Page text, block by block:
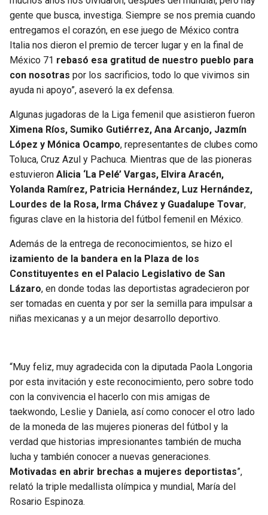
gente que busca, investiga. Siempre se nos premia cuando
entregamos el corazón, en ese juego de México contra
Italia nos dieron el premio de tercer lugar y en la final de
México 71 rebasó esa gratitud de nuestro pueblo para
con nosotras por los sacrificios, todo lo que vivimos sin
ayuda ni apoyo”, aseveró la ex defensa.
Algunas jugadoras de la Liga femenil que asistieron fueron
Ximena Ríos, Sumiko Gutiérrez, Ana Arcanjo, Jazmín
López y Mónica Ocampo, representantes de clubes como
Toluca, Cruz Azul y Pachuca. Mientras que de las pioneras
estuvieron Alicia ‘La Pelé’ Vargas, Elvira Aracén,
Yolanda Ramírez, Patricia Hernández, Luz Hernández,
Lourdes de la Rosa, Irma Chávez y Guadalupe Tovar,
figuras clave en la historia del fútbol femenil en México.
Además de la entrega de reconocimientos, se hizo el
izamiento de la bandera en la Plaza de los
Constituyentes en el Palacio Legislativo de San
Lázaro, en donde todas las deportistas agradecieron por
ser tomadas en cuenta y por ser la semilla para impulsar a
niñas mexicanas y a un mejor desarrollo deportivo.
“Muy feliz, muy agradecida con la diputada Paola Longoria
por esta invitación y este reconocimiento, pero sobre todo
con la convivencia el hacerlo con mis amigas de
taekwondo, Leslie y Daniela, así como conocer el otro lado
de la moneda de las mujeres pioneras del fútbol y la
verdad que historias impresionantes también de mucha
lucha y también conocer a nuevas generaciones.
Motivadas en abrir brechas a mujeres deportistas”,
relató la triple medallista olímpica y mundial, María del
Rosario Espinoza.